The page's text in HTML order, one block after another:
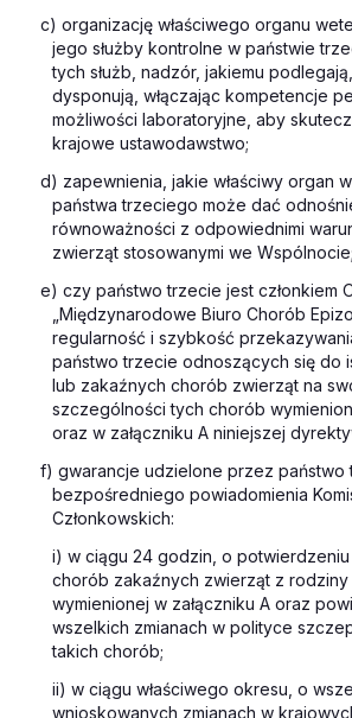
c) organizację właściwego organu
jego służby kontrolne w państwie
tych służb, nadzór, jakiemu
dysponują, włączając kompetencje
możliwości laboratoryjne, aby
krajowe ustawodawstwo;
d) zapewnienia, jakie właściwy organ
państwa trzeciego może dać
równoważności z odpowiednimi
zwierząt stosowanymi we Wspólnocie;
e) czy państwo trzecie jest członkiem
„Międzynarodowe Biuro Chorób
regularność i szybkość
państwo trzecie odnoszących się do
lub zakaźnych chorób zwierząt na
szczególności tych chorób
oraz w załączniku A niniejszej
f) gwarancje udzielone przez państwo
bezpośredniego powiadomienia
Członkowskich:
i) w ciągu 24 godzin, o
chorób zakaźnych zwierząt z
wymienionej w załączniku A oraz
wszelkich zmianach w polityce
takich chorób;
ii) w ciągu właściwego okresu, o
wnioskowanych zmianach w